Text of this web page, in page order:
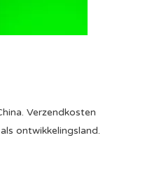
Verzendkosten
ontwikkelingsland.